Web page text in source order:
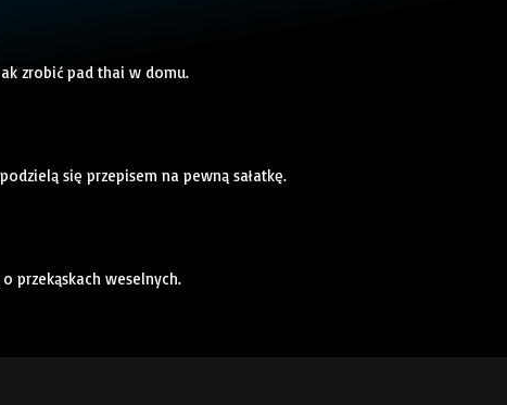
zrobić pad thai w domu.
się przepisem na pewną sałatkę.
przekąskach weselnych.